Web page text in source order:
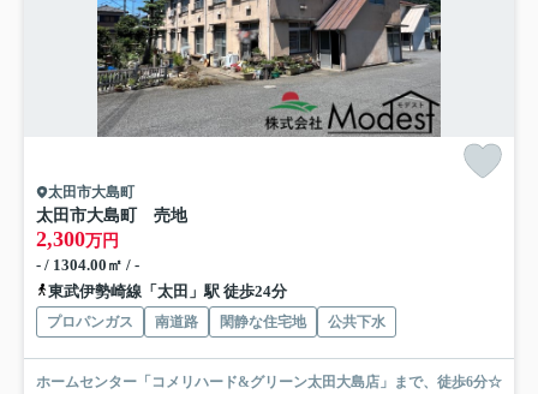
太田市大島町
太田市大島町 売地
2,300万円
- / 1304.00㎡ / -
東武伊勢崎線「太田」駅 徒歩24分
プロパンガス 南道路 閑静な住宅地 公共下水
ホームセンター「コメリハード&グリーン太田大島店」まで、徒歩6分☆